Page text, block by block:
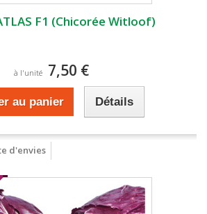
F1 (Chicorée Witloof)
à l'unité 7,50 €
au panier Détails
d'envies